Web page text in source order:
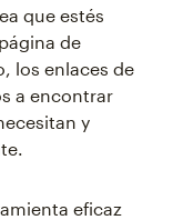
que estés
de
los enlaces de
a encontrar
y
eficaz